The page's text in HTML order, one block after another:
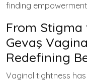
finding
From Stigma
Gevaş
Redefining
Vaginal tightness